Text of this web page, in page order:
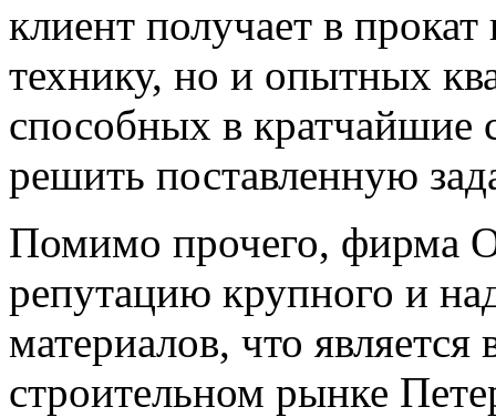
клиент получает в
технику, но и опытных
способных в
решить поставленную
Помимо прочего, фирма
репутацию крупного и
материалов, что
строительном рынке